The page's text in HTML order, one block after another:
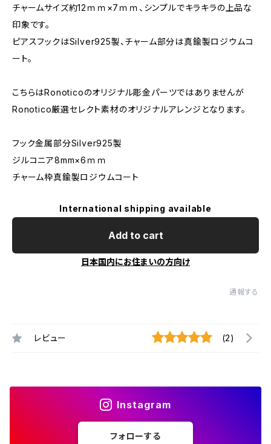
チャームサイズ約12ｍｍ×7ｍｍ、シンプルでキラキラの上品な
印象です。
ピアスフックはSilver925製、チャーム部分は真鍮製ロジウムコ
ート。
こちらはRonoticoのオリジナル彫金パーツではありませんが
Ronotico厳選セレクト素材のオリジナルアレンジとなります。
フック金属部分Silver925製
ジルコニア8mm×6ｍｍ
チャーム枠真鍮製ロジウムコート
International shipping available
Add to cart
日本国内にお住まいの方向け
通報する
レビュー (2)
Instagram
フォローする